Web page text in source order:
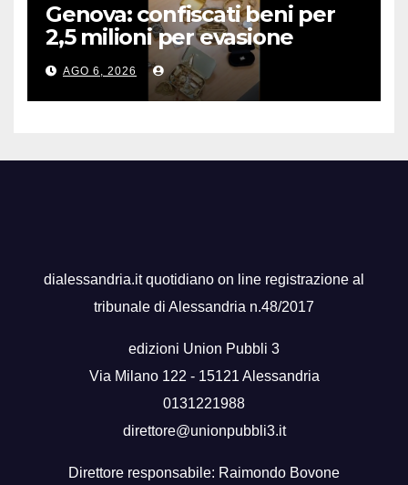
Genova: confiscati beni per
2,5 milioni per evasione
fiscale
AGO 6, 2026
dialessandria.it quotidiano on line registrazione al
tribunale di Alessandria n.48/2017
edizioni Union Pubbli 3
Via Milano 122 - 15121 Alessandria
0131221988
direttore@unionpubbli3.it
Direttore responsabile: Raimondo Bovone